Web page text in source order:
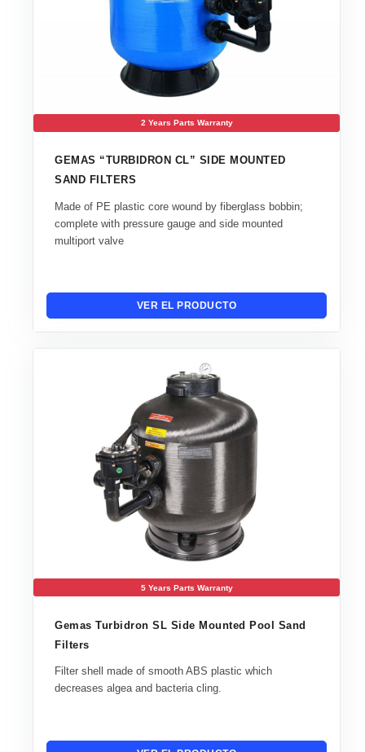
2 Years Parts Warranty
GEMAS “TURBIDRON CL” SIDE MOUNTED
SAND FILTERS
Made of PE plastic core wound by fiberglass bobbin;
complete with pressure gauge and side mounted
multiport valve
VER EL PRODUCTO
5 Years Parts Warranty
Gemas Turbidron SL Side Mounted Pool Sand
Filters
Filter shell made of smooth ABS plastic which
decreases algea and bacteria cling.